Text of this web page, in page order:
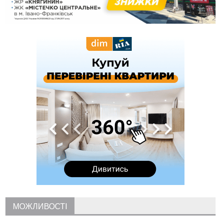
12:24
Лікування наркоманії Київ: чому важливо розпочати
терапію якомога раніше
тисяч гривень у валюті, засудили до 5 років
Податкова передасть в Міноборони для "Оберегу" дані про
чоловіків 18–60 років
Водійка, яку на Сухомлинського побив інший керманич,
відмовилася від обвинувачення — справу закрили
У Франківську, Коломиї, Долині та Яремче 6 серпня
зафіксували рекордну спеку
Змушував надсилати інтимні фото: на Прикарпатті
затримали підозрюваного у розбещенні малолітньої
АМКУ розпочав справу проти Гвіздецької селищної ради
через різні ставки земельного податку
Синоптики попереджають про значний дощ на Прикарпатті
до кінця п'ятниці
Нафтогазову площу на межі Прикарпаття та Львівщини
повторно виставили на аукціон за 830 млн
Вчора
МОЖЛИВОСТІ